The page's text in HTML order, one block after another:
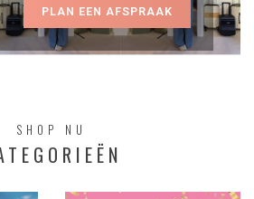
PLAN EEN AFSPRAAK
SHOP NU